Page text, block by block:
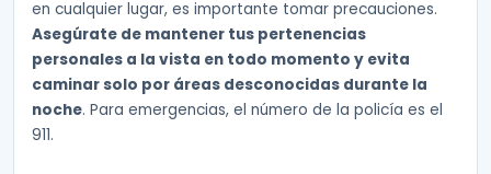
en cualquier lugar, es importante tomar precauciones.
Asegúrate de mantener tus pertenencias
personales a la vista en todo momento y evita
caminar solo por áreas desconocidas durante la
noche. Para emergencias, el número de la policía es el
911.